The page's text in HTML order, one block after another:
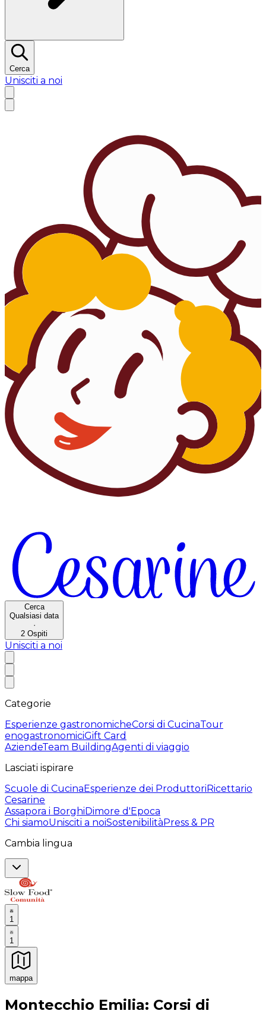
Cerca
Unisciti a noi
Cerca
Qualsiasi data
·
2 Ospiti
Unisciti a noi
Categorie
Esperienze gastronomicheCorsi di CucinaTour
enogastronomiciGift Card
AziendeTeam BuildingAgenti di viaggio
Lasciati ispirare
Scuole di CucinaEsperienze dei ProduttoriRicettario
Cesarine
Assapora i BorghiDimore d'Epoca
Chi siamoUnisciti a noiSostenibilitàPress & PR
Cambia lingua
1
1
mappa
Esperienze culinarie indimenticabili: Esperienze
Montecchio Emilia: Corsi di